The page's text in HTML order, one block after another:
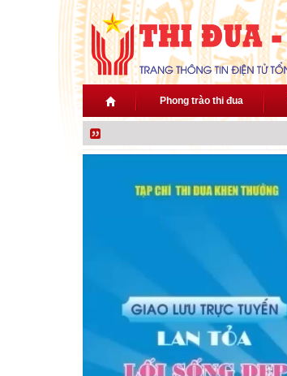
Nhảy đến nội dung
Phong trào thi đua